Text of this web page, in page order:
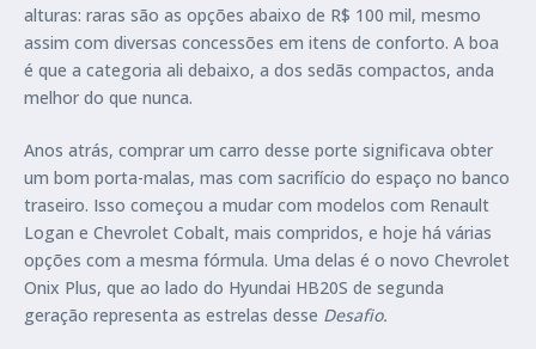
alturas: raras são as opções abaixo de R$ 100 mil, mesmo
assim com diversas concessões em itens de conforto. A boa
é que a categoria ali debaixo, a dos sedãs compactos, anda
melhor do que nunca.
Anos atrás, comprar um carro desse porte significava obter
um bom porta-malas, mas com sacrifício do espaço no banco
traseiro. Isso começou a mudar com modelos com Renault
Logan e Chevrolet Cobalt, mais compridos, e hoje há várias
opções com a mesma fórmula. Uma delas é o novo Chevrolet
Onix Plus, que ao lado do Hyundai HB20S de segunda
geração representa as estrelas desse Desafio.